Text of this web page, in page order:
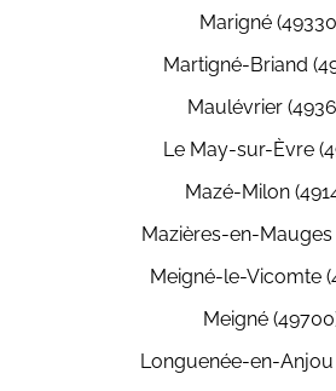
Marigné
Martigné-Briand
Maulévrier
Le May-sur-Èvre
Mazé-Milon
Mazières-en-Mauges
Meigné-le-Vicomte
Meigné
Longuenée-en-Anjou